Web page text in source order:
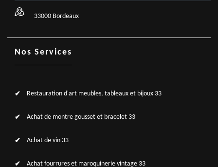
33000 Bordeaux
Nos Services
Restauration d'art meubles, tableaux et bijoux 33
Achat de montre gousset et bracelet 33
Achat de vin 33
Achat fourrures et maroquinerie vintage 33